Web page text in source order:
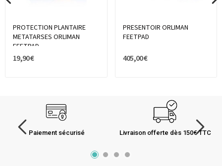
PROTECTION PLANTAIRE
METATARSES ORLIMAN
FEETPAD
19,90 €
PRESENTOIR ORLIMAN
FEETPAD
405,00 €
Paiement sécurisé Livraison offerte dès 150€ TTC